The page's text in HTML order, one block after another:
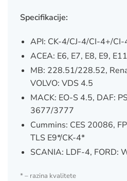
Specifikacije:
API: CK-4/CJ-4/CI-4+/
ACEA: E6, E7, E8, E9, E11
MB: 228.51/228.52,
VOLVO: VDS 4.5
MACK: EO-S 4.5, DAF:
3677/3777
Cummins: CES 20086,
TLS E9*/CK-4*
SCANIA: LDF-4, FORD:
* – razina kvalitete